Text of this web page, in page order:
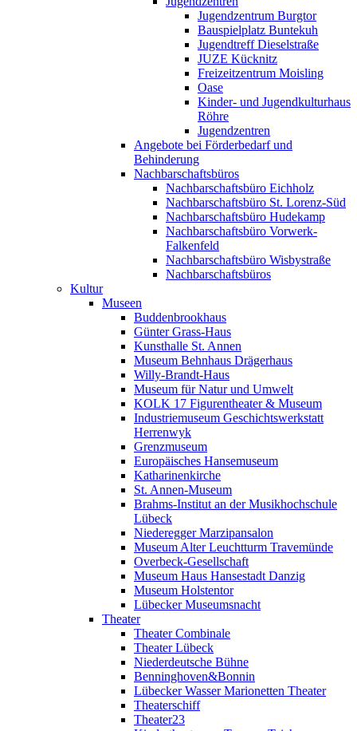
Jugendzentrum Burgtor
Bauspielplatz Buntekuh
Jugendtreff Dieselstraße
JUZE Kücknitz
Freizeitzentrum Moisling
Oase
Kinder- und Jugendkulturhaus
Röhre
Jugendzentren
Angebote bei Förderbedarf und
Behinderung
Nachbarschaftsbüros
Nachbarschaftsbüro Eichholz
Nachbarschaftsbüro St. Lorenz-Süd
Nachbarschaftsbüro Hudekamp
Nachbarschaftsbüro Vorwerk-
Falkenfeld
Nachbarschaftsbüro Wisbystraße
Nachbarschaftsbüros
Kultur
Museen
Buddenbrookhaus
Günter Grass-Haus
Kunsthalle St. Annen
Museum Behnhaus Drägerhaus
Willy-Brandt-Haus
Museum für Natur und Umwelt
KOLK 17 Figurentheater & Museum
Industriemuseum Geschichtswerkstatt
Herrenwyk
Grenzmuseum
Europäisches Hansemuseum
Katharinenkirche
St. Annen-Museum
Brahms-Institut an der Musikhochschule
Lübeck
Niederegger Marzipansalon
Museum Alter Leuchtturm Travemünde
Overbeck-Gesellschaft
Museum Haus Hansestadt Danzig
Museum Holstentor
Lübecker Museumsnacht
Theater
Theater Combinale
Theater Lübeck
Niederdeutsche Bühne
Benninghoven&Bonnin
Lübecker Wasser Marionetten Theater
Theaterschiff
Theater23